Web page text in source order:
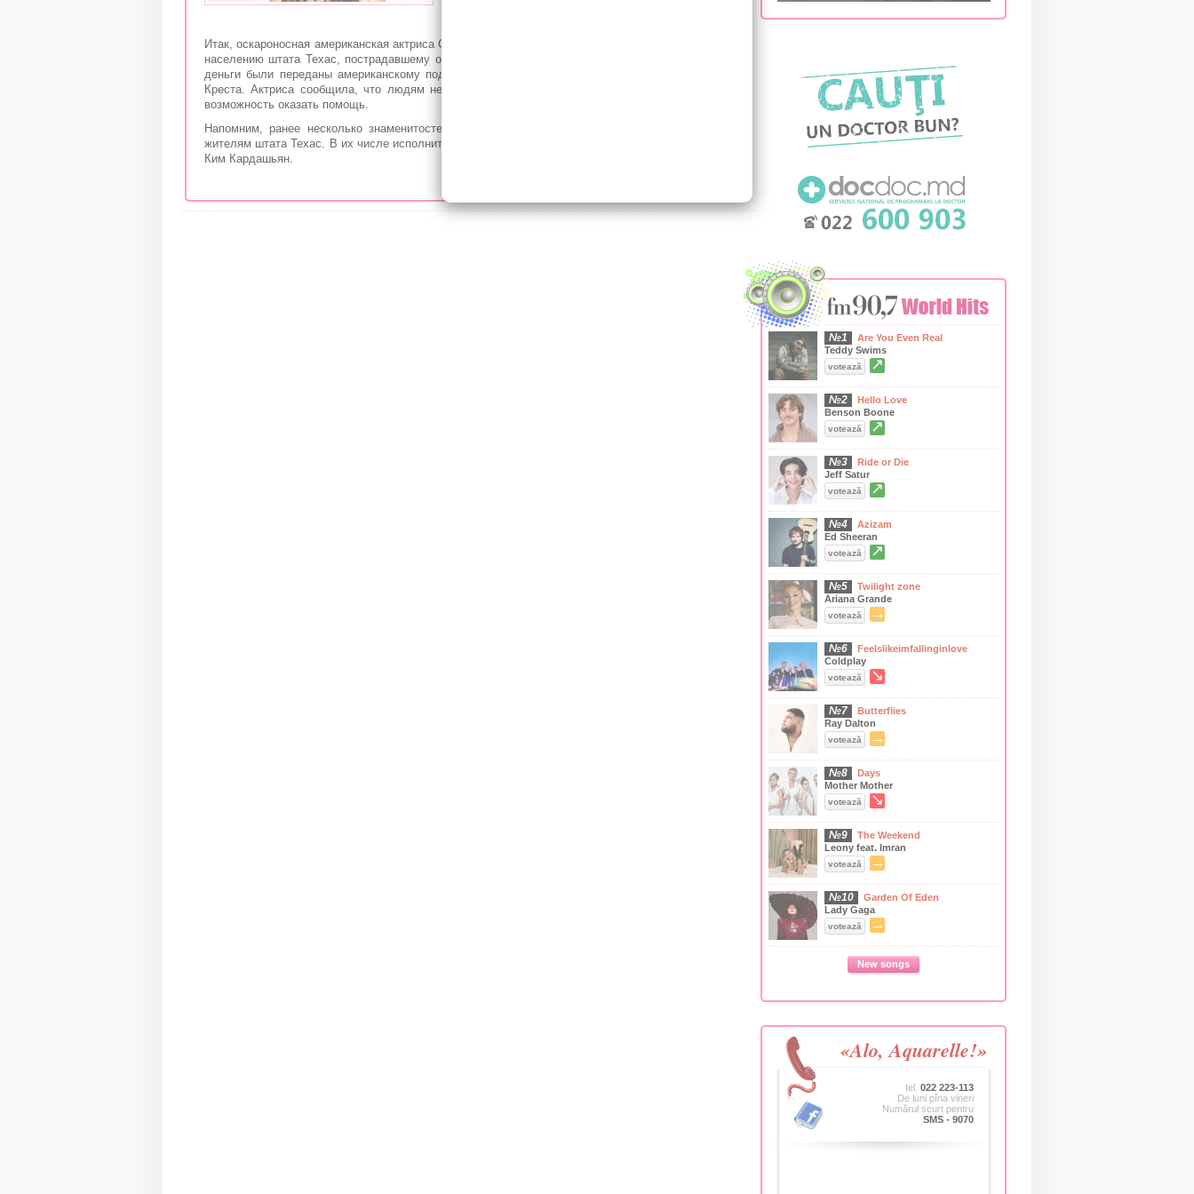
Итак, оскароносная американская актриса Сандра Буллок пожертвовала 1 миллион долларов
населению штата Техас, пострадавшему от разрушительного урагана. Как сообщает ТАСС,
деньги были переданы американскому подразделению Международного Комитета Красного
Креста. Актриса сообщила, что людям необходимо заботиться друг о друге, а у неё есть
возможность оказать помощь.
Напомним, ранее несколько знаменитостей уже направили пожертвования пострадавшим
жителям штата Техас. В их числе исполнительница Бейонсе, актер Кевин Харт и фотомодель
Ким Кардашьян.
№1
Are You Even Real
Teddy Swims
votează ↗
№2
Hello Love
Benson Boone
votează ↗
№3
Ride or Die
Jeff Satur
votează ↗
№4
Azizam
Ed Sheeran
votează ↗
№5
Twilight zone
Ariana Grande
votează →
№6
Feelslikeimfallinginlove
Coldplay
votează ↘
№7
Butterflies
Ray Dalton
votează →
№8
Days
Mother Mother
votează ↘
№9
The Weekend
Leony feat. Imran
votează →
№10
Garden Of Eden
Lady Gaga
votează →
New songs
«Alo, Aquarelle!»
tel. 022 223-113
De luni pîna vineri
Numărul scurt pentru
SMS - 9070